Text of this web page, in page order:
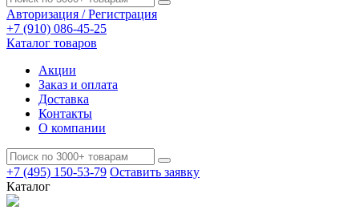
Авторизация / Регистрация
+7 (910) 086-45-25
Каталог товаров
Акции
Заказ и оплата
Доставка
Контакты
О компании
+7 (495) 150-53-79 Оставить заявку
Каталог